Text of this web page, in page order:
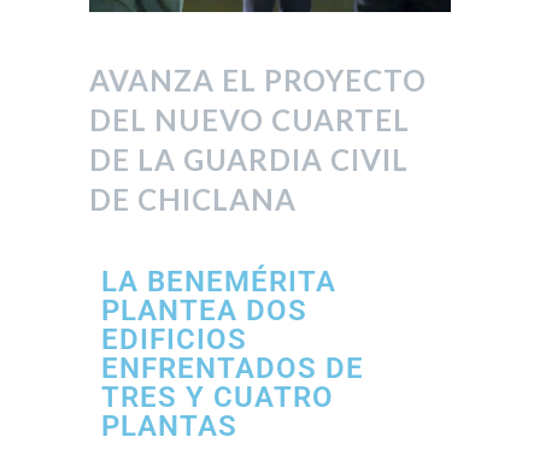
AVANZA EL PROYECTO
DEL NUEVO CUARTEL
DE LA GUARDIA CIVIL
DE CHICLANA
LA BENEMÉRITA
PLANTEA DOS
EDIFICIOS
ENFRENTADOS DE
TRES Y CUATRO
PLANTAS